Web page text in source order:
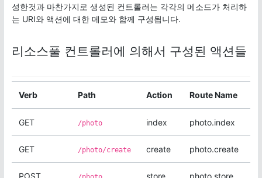
성한것과 마찬가지로 생성된 컨트롤러는 각각의 메소드가 처리하
는 URI와 액션에 대한 메모와 함께 구성됩니다.
리소스풀 컨트롤러에 의해서 구성된 액션들
Verb Path Action Route Name
GET /photo index photo.index
GET /photo/create create photo.create
POST store photo.store